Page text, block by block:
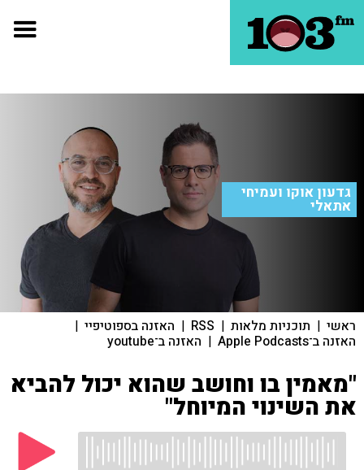
גדעון אוקו ועמיחי
אתאלי
ראשי | תוכניות מלאות |
RSS
| האזנה בספוטיפיי |
האזנה ב־Apple Podcasts | האזנה ב־youtube
"מאמין בו וחושב שהוא יכול להביא
את השינוי המיוחל"